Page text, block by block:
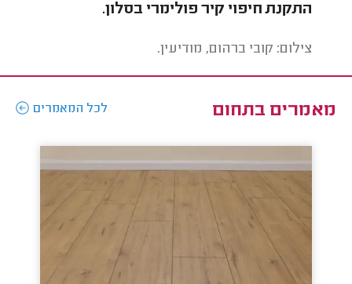
התקנת חיפוי קיר פולימרי בסלון.
צילום: קובי ברהום, מודיעין.
מאמרים בתחום לכל המאמרים